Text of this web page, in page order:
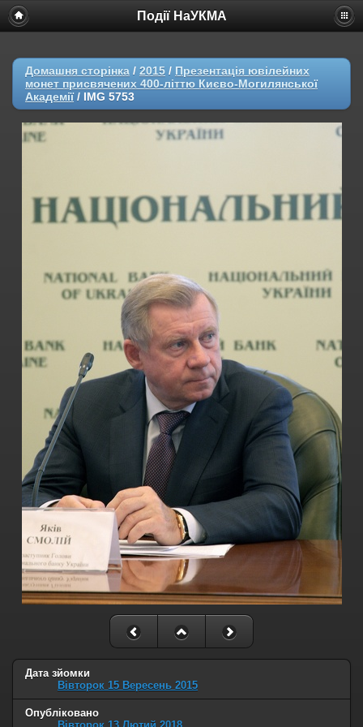
Події НаУКМА
Домашня сторінка / 2015 / Презентація ювілейних
монет присвячених 400-літтю Києво-Могилянської
Академії/ IMG 5753
Дата зйомки
Вівторок 15 Вересень 2015
Опубліковано